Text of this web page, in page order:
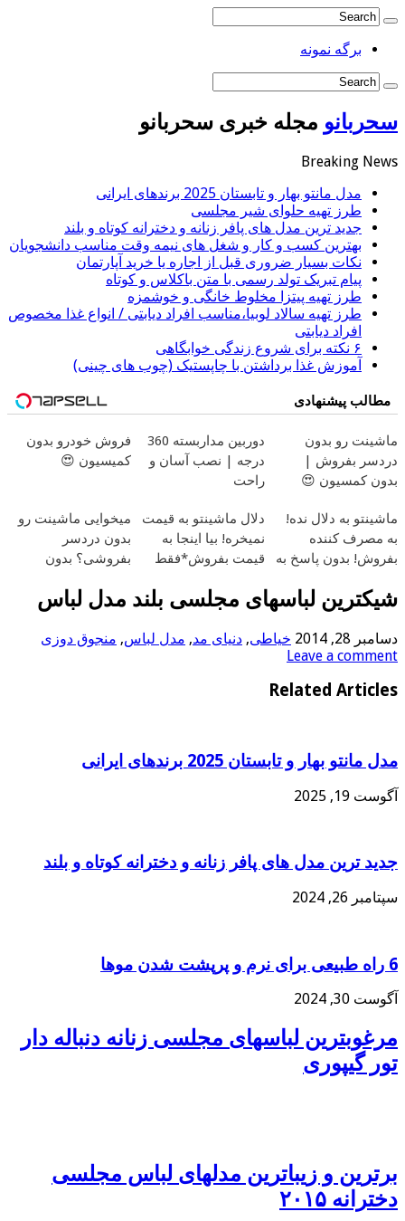
برگه نمونه
سحربانو مجله خبری سحربانو
Breaking News
مدل مانتو بهار و تابستان 2025 برندهای ایرانی
طرز تهیه حلوای شیر مجلسی
جدید ترین مدل های پافر زنانه و دخترانه کوتاه و بلند
بهترین کسب و کار و شغل های نیمه وقت مناسب دانشجویان
نکات بسیار ضروری قبل از اجاره یا خرید آپارتمان
پیام تبریک تولد رسمی با متن باکلاس و کوتاه
طرز تهیه پیتزا مخلوط خانگی و خوشمزه
طرز تهیه سالاد لوبیا،مناسب افراد دیابتی / انواع غذا مخصوص
افراد دیابتی
۶ نکته برای شروع زندگی خوابگاهی
آموزش غذا برداشتن با چاپستیک (چوب های چینی)
مطالب پیشنهادی
ماشینت رو بدون
دردسر بفروش |
بدون کمسیون 😍
دوربین مداربسته 360
درجه | نصب آسان و
راحت
فروش خودرو بدون
کمیسیون 😍
ماشینتو به دلال نده!
به مصرف کننده
بفروش! بدون پاسخ به
دلال ماشینتو به قیمت
نمیخره! بیا اینجا به
قیمت بفروش*فقط
میخوایی ماشینت رو
بدون دردسر
بفروشی؟ بدون
شیکترین لباسهای مجلسی بلند مدل لباس
دسامبر 28, 2014 خیاطی, دنیای مد, مدل لباس, منجوق دوزی
Leave a comment
Related Articles
مدل مانتو بهار و تابستان 2025 برندهای ایرانی
آگوست 19, 2025
جدید ترین مدل های پافر زنانه و دخترانه کوتاه و بلند
سپتامبر 26, 2024
6 راه طبیعی برای نرم و پرپشت شدن موها
آگوست 30, 2024
مرغوبترین لباسهای مجلسی زنانه دنباله دار
تور گیپوری
برترین و زیباترین مدلهای لباس مجلسی
دخترانه ۲۰۱۵